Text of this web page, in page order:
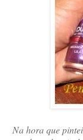
Na hora que